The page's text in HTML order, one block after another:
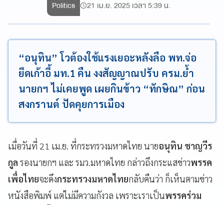
Politics 21 เม.ย. 2025 เวลา 5:39 น.
“อนุทิน” โวต้องใช้แรงเยอะหลังลือ พท.จ่อ
ยึดเก้าอึ้ มท.1 คืน งงสัญญาณปรับ ครม.ย้ำ
นายกฯ ไม่เคยพูด เผยกินข้าว “ทักษิณ” ก่อน
สงกรานต์ ปัดคุยการเมือง
เมื่อวันที่ 21 เม.ย. ที่กระทรวงมหาดไทย นายอนุทิน ชาญวีร
กูล รองนายกฯ และ รมว.มหาดไทย กล่าวถึงกระแสข่าวพรรค
เพื่อไทยจะดึงกระทรวงมหาดไทยกลับคืนว่า ก็เห็นตามข่าว
หนังสือพิมพ์ แต่ไม่มีความกังวล เพราะเราเป็นพรรคร่วม